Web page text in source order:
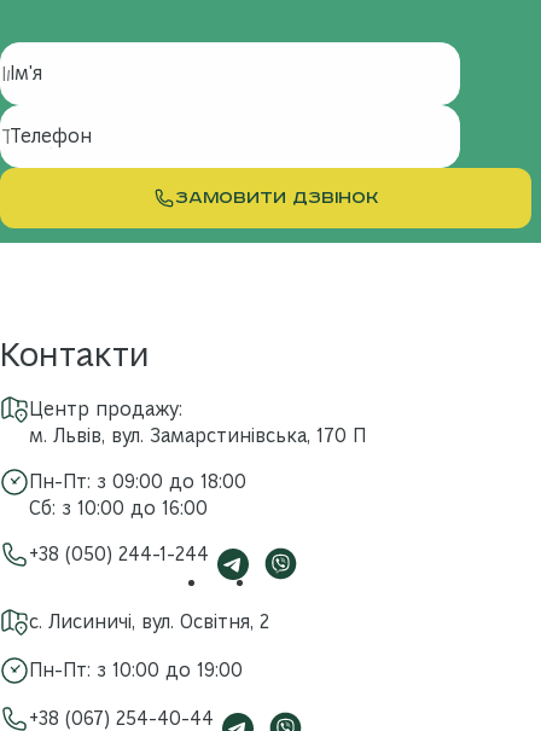
Ім'я
Телефон
ЗАМОВИТИ ДЗВІНОК
Контакти
Центр продажу:
м. Львів, вул. Замарстинівська, 170 П
Пн-Пт: з 09:00 до 18:00
Сб: з 10:00 до 16:00
+38 (050) 244-1-244
с. Лисиничі, вул. Освітня, 2
Пн-Пт: з 10:00 до 19:00
+38 (067) 254-40-44